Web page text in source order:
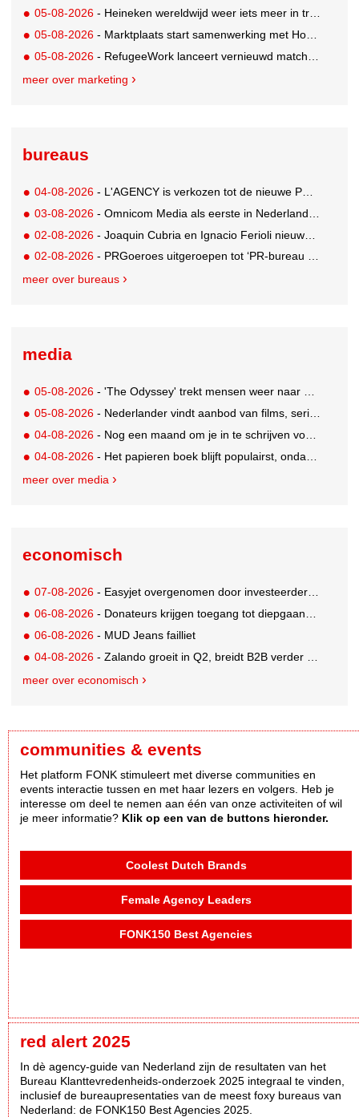
05-08-2026 - Heineken wereldwijd weer iets meer in trek
05-08-2026 - Marktplaats start samenwerking met House of Cars
05-08-2026 - RefugeeWork lanceert vernieuwd matchingplatform voor nieuwkomers en werkgevers
meer over marketing
bureaus
04-08-2026 - L'AGENCY is verkozen tot de nieuwe PR-partner van KoRo
03-08-2026 - Omnicom Media als eerste in Nederland actief met advertenties in ChatGPT
02-08-2026 - Joaquin Cubria en Ignacio Ferioli nieuwe Global CCO’s GUT, Renata Neumann Global Head of Production
02-08-2026 - PRGoeroes uitgeroepen tot ‘PR-bureau van het jaar 2026’
meer over bureaus
media
05-08-2026 - 'The Odyssey' trekt mensen weer naar de bioscoop
05-08-2026 - Nederlander vindt aanbod van films, series en sport vaak versnipperd
04-08-2026 - Nog een maand om je in te schrijven voor de Mercurs 2026
04-08-2026 - Het papieren boek blijft populairst, ondanks digitale alternatieven
meer over media
economisch
07-08-2026 - Easyjet overgenomen door investeerder Apollo
06-08-2026 - Donateurs krijgen toegang tot diepgaandere informatie over goede doelen
06-08-2026 - MUD Jeans failliet
04-08-2026 - Zalando groeit in Q2, breidt B2B verder uit en innoveert met AI
meer over economisch
communities & events
Het platform FONK stimuleert met diverse communities en
events interactie tussen en met haar lezers en volgers. Heb je
interesse om deel te nemen aan één van onze activiteiten of wil
je meer informatie? Klik op een van de buttons hieronder.
Coolest Dutch Brands
Female Agency Leaders
FONK150 Best Agencies
red alert 2025
In dè agency-guide van Nederland zijn de resultaten van het
Bureau Klanttevredenheids-onderzoek 2025 integraal te vinden,
inclusief de bureaupresentaties van de meest foxy bureaus van
Nederland: de FONK150 Best Agencies 2025.